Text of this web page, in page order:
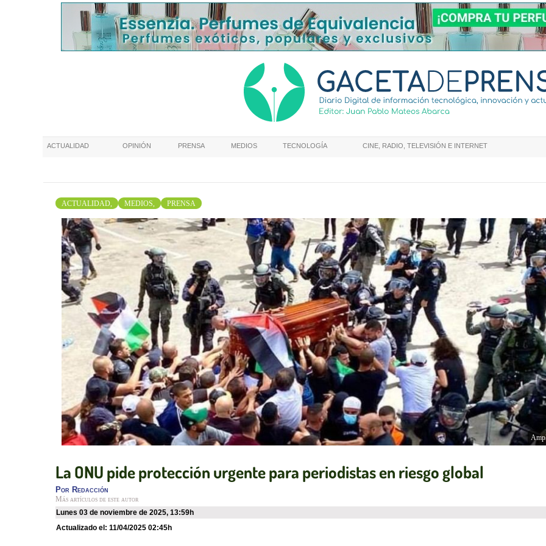
ACTUALIDAD OPINIÓN PRENSA MEDIOS TECNOLOGÍA CINE, RADIO, TELEVISIÓN E INTERNET
ACTUALIDAD, MEDIOS, PRENSA
La ONU pide protección urgente para periodistas en riesgo global
Por Redacción
Más artículos de este autor
lunes 03 de noviembre de 2025, 13:59h
Actualizado el: 11/04/2025 02:45h